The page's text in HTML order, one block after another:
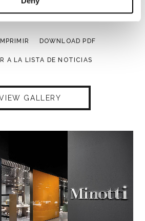
GALLERY
de Milán.
IMPRIMIR DOWNLOAD PDF
A LA LISTA DE NOTICIAS